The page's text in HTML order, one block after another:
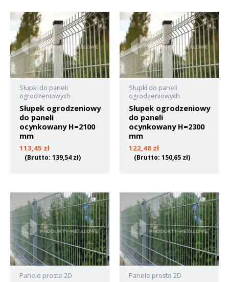
Słupki do paneli
ogrodzeniowych
Słupek ogrodzeniowy
do paneli
ocynkowany H=2100
mm
113,45 zł
(Brutto: 139,54 zł)
Słupki do paneli
ogrodzeniowych
Słupek ogrodzeniowy
do paneli
ocynkowany H=2300
mm
122,48 zł
(Brutto: 150,65 zł)
Panele proste 2D Panele proste 2D